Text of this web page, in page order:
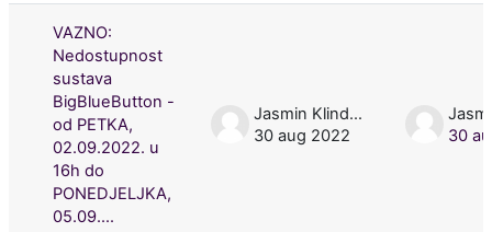
VAZNO:
Nedostupnost
sustava
BigBlueButton -
od PETKA,
02.09.2022. u
16h do
PONEDJELJKA,
05.09....
Jasmin Klindžić
30 aug 2022
30